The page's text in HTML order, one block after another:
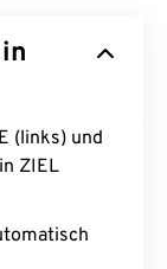
(links) und
ZIEL